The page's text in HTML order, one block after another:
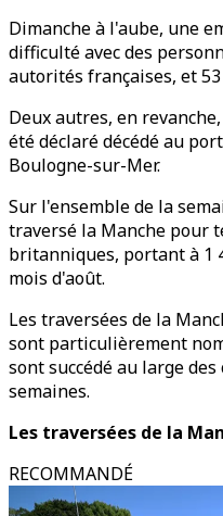
Dimanche à l'aube, une
difficulté avec des
autorités françaises, et
Deux autres, en
été déclaré décédé au
Boulogne-sur-Mer.
Sur l'ensemble de la
traversé la Manche pour
britanniques, portant à 1
mois d'août.
Les traversées de la
sont particulièrement
sont succédé au large
semaines.
Les traversées de la
RECOMMANDÉ